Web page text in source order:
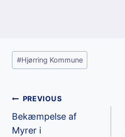
Post
Tags:
#Hjørring Kommune
Post
navigation
PREVIOUS
Bekæmpelse af
Myrer i